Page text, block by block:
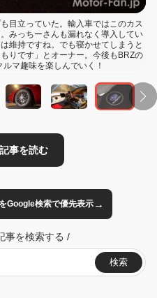
目立っていた。輸入車ではこのカス
みっちーさんも漏れなく導入してい
維持ですね。でも寝かせてしまうと
りです」とオーナー。今後もBRZの
マ趣味を楽しんでいく！
む
Google検索で優先表示→
事を検索する /
検索